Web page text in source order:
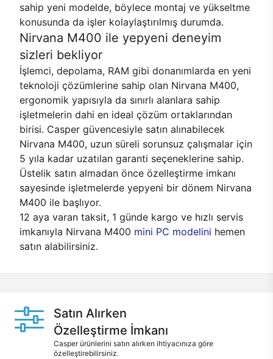
sahip yeni modelde, böylece montaj ve yükseltme
konusunda da işler kolaylaştırılmış durumda.
Nirvana M400 ile yepyeni deneyim
sizleri bekliyor
İşlemci, depolama, RAM gibi donanımlarda en yeni
teknoloji çözümlerine sahip olan Nirvana M400,
ergonomik yapısıyla da sınırlı alanlara sahip
işletmelerin dahi en ideal çözüm ortaklarından
birisi. Casper güvencesiyle satın alınabilecek
Nirvana M400, uzun süreli sorunsuz çalışmalar için
5 yıla kadar uzatılan garanti seçeneklerine sahip.
Üstelik satın almadan önce özelleştirme imkanı
sayesinde işletmelerde yepyeni bir dönem Nirvana
M400 ile başlıyor.
12 aya varan taksit, 1 günde kargo ve hızlı servis
imkanıyla Nirvana M400 mini PC modelini hemen
satın alabilirsiniz.
Satın Alırken
Özelleştirme İmkanı
Casper ürünlerini satın alırken ihtiyacınıza göre
özelleştirebilirsiniz.